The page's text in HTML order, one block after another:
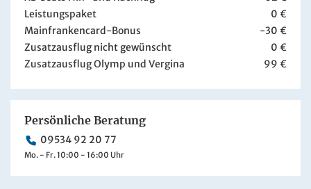
Leistungspaket
0 €
Mainfrankencard-Bonus
-30 €
Zusatzausflug nicht gewünscht
0 €
Zusatzausflug Olymp und Vergina
99 €
Persönliche Beratung
09534 92 20 77
Mo. - Fr. 10:00 - 16:00 Uhr